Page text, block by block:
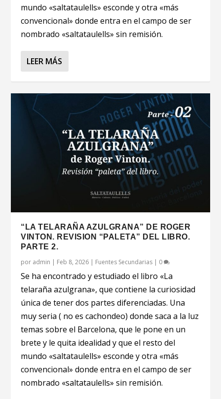
mundo «saltataulells» esconde y otra «más
convencional» donde entra en el campo de ser
nombrado «saltataulells» sin remisión.
LEER MÁS
“LA TELARAÑA AZULGRANA” DE ROGER
VINTON. REVISION “PALETA” DEL LIBRO.
PARTE 2.
por admin Feb 8, 2026 Fuentes Secundarias 0
Se ha encontrado y estudiado el libro «La
telaraña azulgrana», que contiene la curiosidad
única de tener dos partes diferenciadas. Una
muy seria ( no es cachondeo) donde saca a la luz
temas sobre el Barcelona, que le pone en un
brete y le quita idealidad y que el resto del
mundo «saltataulells» esconde y otra «más
convencional» donde entra en el campo de ser
nombrado «saltataulells» sin remisión.